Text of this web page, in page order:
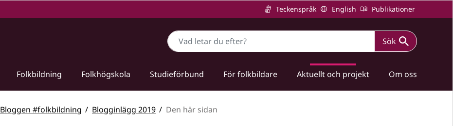
Teckenspråk English Publikationer
Sök Sök
Folkbildning Folkhögskola Studieförbund För folkbildare Aktuellt och projekt Om oss
Bloggen #folkbildning Blogginlägg 2019 Den här sidan